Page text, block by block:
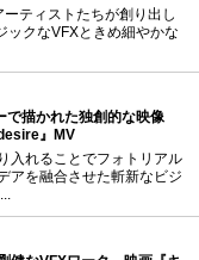
ティストたちが創り出し
ックなVFXときめ細やかな
で描かれた独創的な映像
』MV
入れることでフォトリアル
アを融合させた斬新なビジ